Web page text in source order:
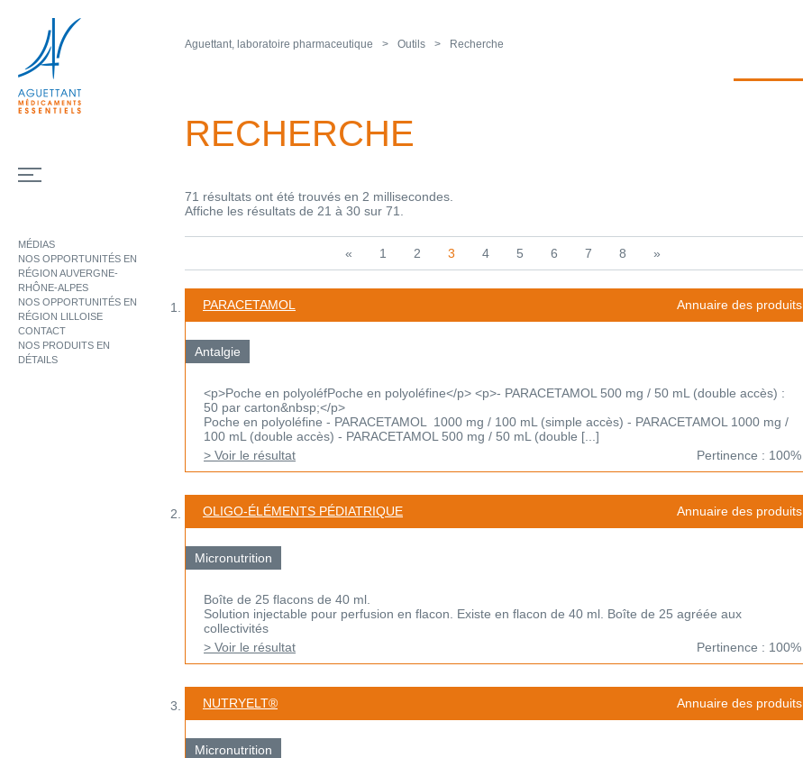
MÉDIAS
NOS OPPORTUNITÉS EN
RÉGION AUVERGNE-
RHÔNE-ALPES
NOS OPPORTUNITÉS EN
RÉGION LILLOISE
CONTACT
NOS PRODUITS EN
DÉTAILS
Aguettant, laboratoire pharmaceutique Outils Recherche
RECHERCHE
71 résultats ont été trouvés en 2 millisecondes.
Affiche les résultats de 21 à 30 sur 71.
« 1 2 3 4 5 6 7 8 »
PARACETAMOL Annuaire des produits
Antalgie
<p>Poche en polyoléfPoche en polyoléfine</p> <p>- PARACETAMOL 500 mg / 50 mL (double accès) :
50 par carton&nbsp;</p>
Poche en polyoléfine - PARACETAMOL 1000 mg / 100 mL (simple accès) - PARACETAMOL 1000 mg /
100 mL (double accès) - PARACETAMOL 500 mg / 50 mL (double [...]
> Voir le résultat
Pertinence : 100%
OLIGO-ÉLÉMENTS PÉDIATRIQUE Annuaire des produits
Micronutrition
Boîte de 25 flacons de 40 ml.
Solution injectable pour perfusion en flacon. Existe en flacon de 40 ml. Boîte de 25 agréée aux
collectivités
> Voir le résultat
Pertinence : 100%
NUTRYELT® Annuaire des produits
Micronutrition